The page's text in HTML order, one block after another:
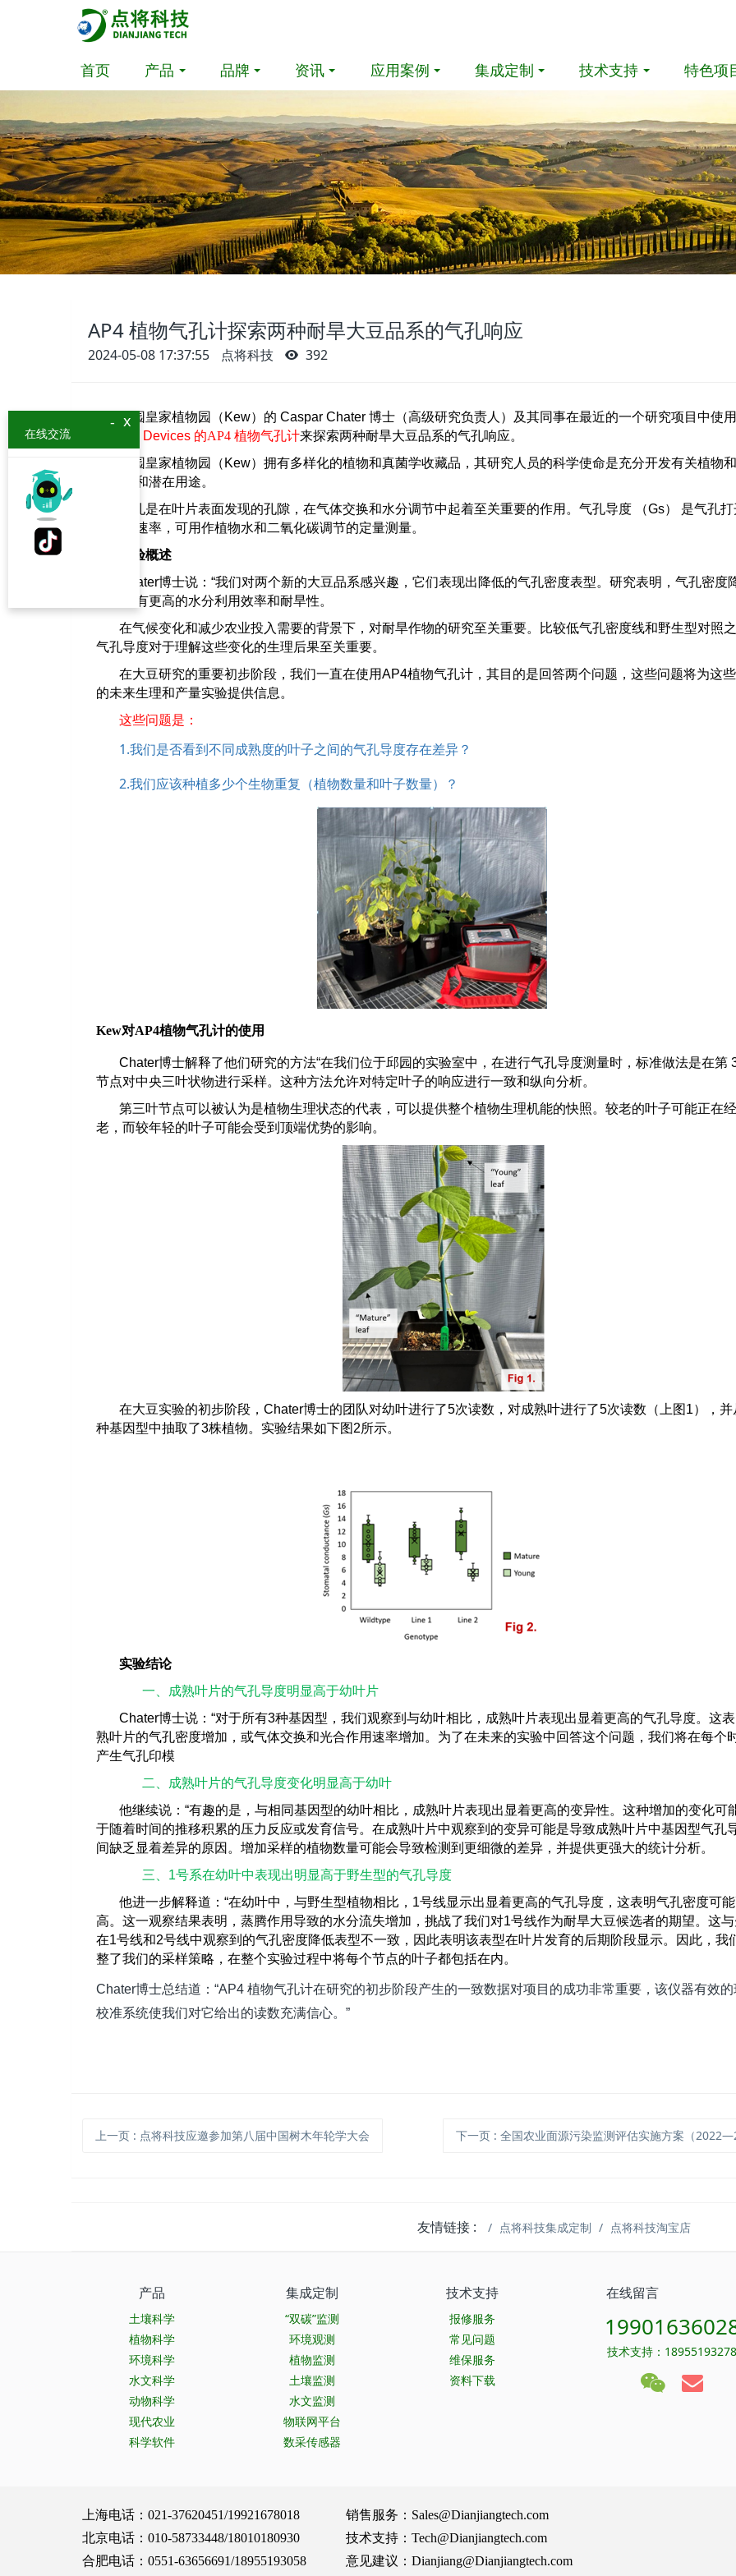
首页 产品 品牌 资讯 应用案例 集成定制 技术支持 特色项
AP4 植物气孔计探索两种耐旱大豆品系的气孔响应
2024-05-08 17:37:55 点将科技 392
邱园皇家植物园（ Kew）的 Caspar Chater 博士（高级研究负责人）及其同事在最近的一个研究项目中使用
Delta-T Devices 的AP4 植物气孔计来探索两种耐旱大豆品系的气孔响应。
邱园皇家植物园（ Kew）拥有多样化的植物和真菌学收藏品，其研究人员的科学使命是充分开发有关植物
的信息和潜在用途。
气孔是在叶片表面发现的孔隙，在气体交换和水分调节中起着至关重要的作用。气孔导度
（Gs）
是气孔打
关闭的速率，可用作植物水和二氧化碳调节的定量测量。
实验概述
Chater博士说： “我们对两个新的大豆品系感兴趣，它们表现出降低的气孔密度表型。研究表明，气孔密度
植物具有更高的水分利用效率和耐旱性。
在气候变化和减少农业投入需要的背景下，对耐旱作物的研究至关重要。比较低气孔密度线和野生型对照
气孔导度对于理解这些变化的生理后果至关重要。
在大豆研究的重要初步阶段，我们一直在使用AP4植物气孔计，其目的是回答两个问题，这些问题将为这
的未来生理和产量实验提供信息。
这些问题是：
1.我们是否看到不同成熟度的叶子之间的气孔导度存在差异？
2.我们应该种植多少个生物重复（植物数量和叶子数量）？
Kew对AP4植物气孔计的使用
Chater博士解释了他们研究的方法“在我们位于邱园的实验室中，在进行气孔导度测量时，标准做法是在第
节点对中央三叶状物进行采样。这种方法允许对特定叶子的响应进行一致和纵向分析。
第三叶节点可以被认为是植物生理状态的代表，可以提供整个植物生理机能的快照。较老的叶子可能正在
老，而较年轻的叶子可能会受到顶端优势的影响。
在大豆实验的初步阶段， Chater博士的团队对幼叶进行了5次读数，对成熟叶进行了5次读数（上图1），并
种基因型中抽取了3株植物。实验结果如下图2所示。
实验结论
一、
成熟叶片的气孔导度明显高于幼叶片
Chater博士说： “对于所有3种基因型，我们观察到与幼叶相比，成熟叶片表现出显着更高的气孔导度。这
熟叶片的气孔密度增加，或气体交换和光合作用速率增加。为了在未来的实验中回答这个问题，我们将在每个
产生气孔印模
二、
成熟叶片的气孔导度变化明显高于幼叶
他继续说： “有趣的是，与相同基因型的幼叶相比，成熟叶片表现出显着更高的变异性。这种增加的变化可
于随着时间的推移积累的压力反应或发育信号。在成熟叶片中观察到的变异可能是导致成熟叶片中基因型气孔
间缺乏显着差异的原因。增加采样的植物数量可能会导致检测到更细微的差异，并提供更强大的统计分析。
三、1号系在幼叶中表现出明显高于野生型的气孔导度
他进一步解释道： “在幼叶中，与野生型植物相比， 1号线显示出显着更高的气孔导度，这表明气孔密度可
高。这一观察结果表明，蒸腾作用导致的水分流失增加，挑战了我们对1号线作为耐旱大豆候选者的期望。这
在1号线和2号线中观察到的气孔密度降低表型不一致，因此表明该表型在叶片发育的后期阶段显示。因此，我
整了我们的采样策略，在整个实验过程中将每个节点的叶子都包括在内。
Chater博士总结道： “AP4 植物气孔计在研究的初步阶段产生的一致数据对项目的成功非常重要，该仪器有效的
校准系统使我们对它给出的读数充满信心。 ”
上一页 : 点将科技应邀参加第八届中国树木年轮学大会 下一页 : 全国农业面源污染监测评估实施方案（2022—2025
友情链接 : 点将科技集成定制 点将科技淘宝店
产品
土壤科学
植物科学
环境科学
水文科学
动物科学
现代农业
科学软件
集成定制
“双碳”监测
环境观测
植物监测
土壤监测
水文监测
物联网平台
数采传感器
技术支持
报修服务
常见问题
维保服务
资料下载
在线留言
技术支持：18955193278
上海电话：021-37620451/19921678018 销售服务：Sales@Dianjiangtech.com
北京电话：010-58733448/18010180930 技术支持：Tech@Dianjiangtech.com
合肥电话：0551-63656691/18955193058 意见建议：Dianjiang@Dianjiangtech.com
x
-
在线交流